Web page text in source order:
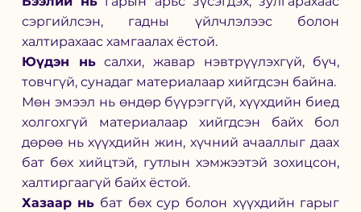
сэргийлсэн, гадны үйлчлэлээс болон
халтирахаас хамгаалах ёстой.
Юүдэн нь салхи, жавар нэвтрүүлэхгүй, бүч,
товчгүй, сунадаг материалаар хийгдсэн байна.
Мөн эмээл нь өндөр бүүрэггүй, хүүхдийн биед
холгохгүй материалаар хийгдсэн байх бол
дөрөө нь хүүхдийн жин, хүчний ачааллыг даах
бат бөх хийцтэй, гутлын хэмжээтэй зохицсон,
халтиргаагүй байх ёстой.
Хазаар нь бат бөх сур болон хүүхдийн гарыг